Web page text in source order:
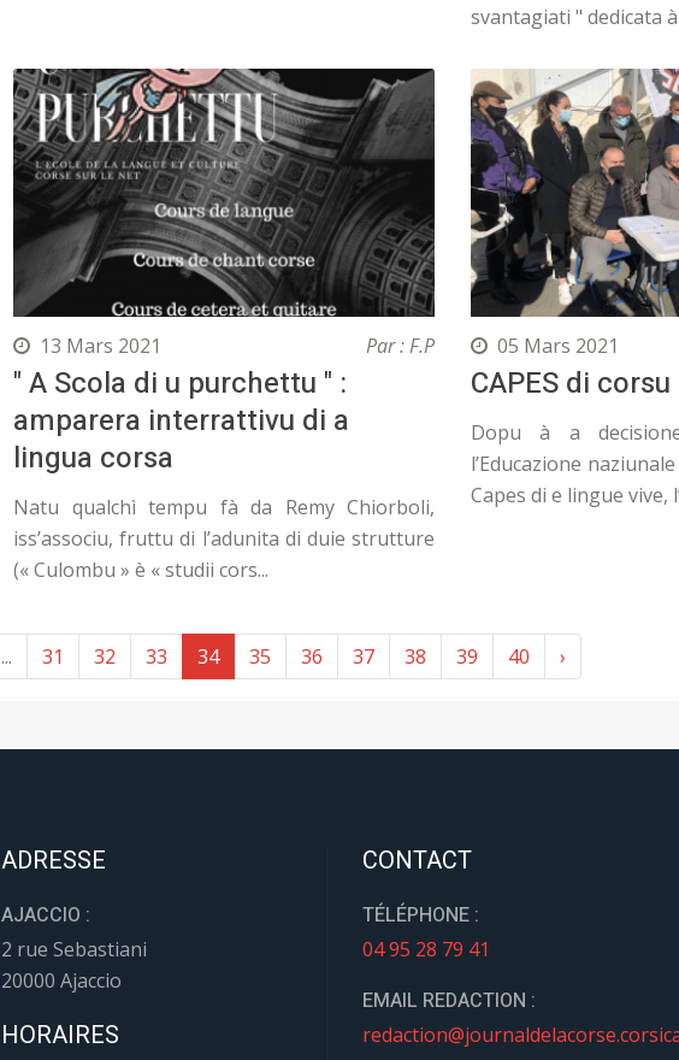
svantagiati " dedicata à
13 Mars 2021 Par : F.P
" A Scola di u purchettu " :
amparera interrattivu di a
lingua corsa
Natu qualchì tempu fà da Remy Chiorboli,
iss’associu, fruttu di l’adunita di duie strutture
(« Culombu » è « studii cors...
05 Mars 2021
CAPES di
Dopu à a
l’Educazione
Capes di e lingue vive,
... 31 32 33 34 35 36 37 38 39 40 ›
ADRESSE
AJACCIO :
2 rue Sebastiani
20000 Ajaccio
HORAIRES
CONTACT
TÉLÉPHONE :
04 95 28 79 41
EMAIL REDACTION :